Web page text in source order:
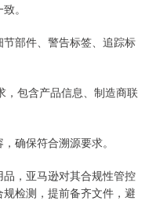
。
部件、警告标签、追踪标
包含产品信息、制造商联
确保符合溯源要求。
，亚马逊对其合规性管控
检测，提前备齐文件，避